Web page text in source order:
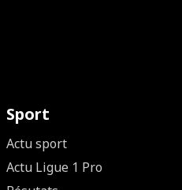
Sport
Actu sport
Actu Ligue 1 Pro